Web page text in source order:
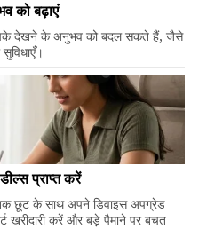
को बढ़ाएं
देखने के अनुभव को बदल सकते हैं, जैसे
प्राप्त करें
छूट के साथ अपने डिवाइस अपग्रेड
खरीदारी करें और बड़े पैमाने पर बचत